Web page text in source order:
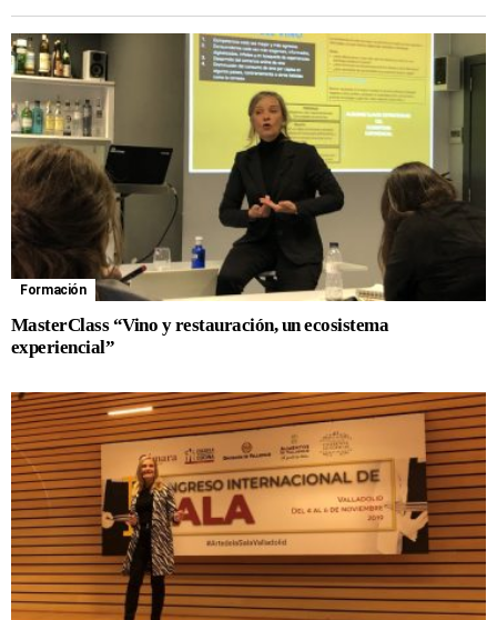
Formación
MasterClass “Vino y restauración, un ecosistema
experiencial”